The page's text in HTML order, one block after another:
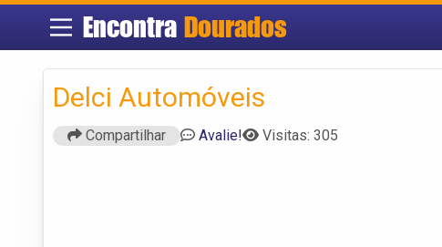
Encontra Dourados
Delci Automóveis
Compartilhar Avalie! Visitas: 305